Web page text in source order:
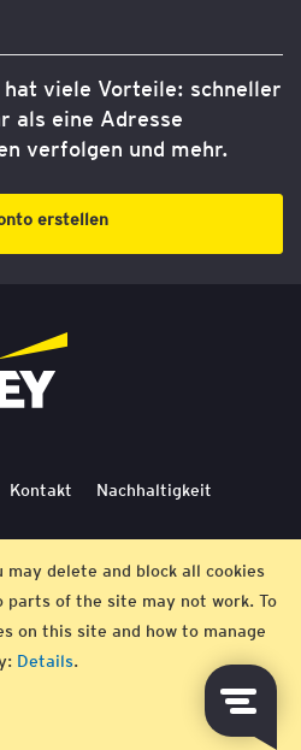
may delete and block all cookies
of the site may not work. To
on this site and how to manage
Details.
viele Vorteile: schneller
als eine Adresse
verfolgen und mehr.
erstellen
Kontakt Nachhaltigkeit
Bestimmungen